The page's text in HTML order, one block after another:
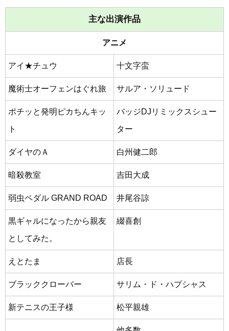
主な出演作品
アニメ
アイ★チュウ 十文字蛮
魔術士オーフェンはぐれ旅 サルア・ソリュード
ポチッと発明ピカちんキッ
ト
バッジDJリミックスシュー
ター
ダイヤのＡ 白州健二郎
暗殺教室 吉田大成
弱虫ペダル GRAND ROAD 井尾谷諒
黒ギャルになったから親友
としてみた。
綴喜創
えとたま 店長
ブラッククローバー サリム・ド・ハプシャス
新テニスの王子様 松平親雄